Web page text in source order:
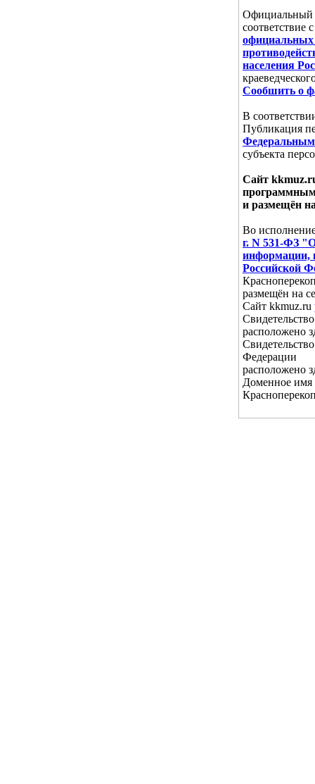
Официальный
соответствие
официальных
населения
Сообшить о
В
Публикация
Федеральным
субъекта
Сайт
и размещён
Во
г. N 531-ФЗ
информации,
Российской
размещён на
Сайт kkmuz.ru
расположено
Федерации
расположено
Доменное имя